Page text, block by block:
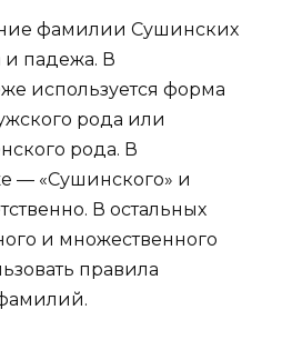
фамилии Сушинских
и падежа. В
используется форма
рода или
рода. В
— «Сушинского» и
В остальных
и множественного
правила